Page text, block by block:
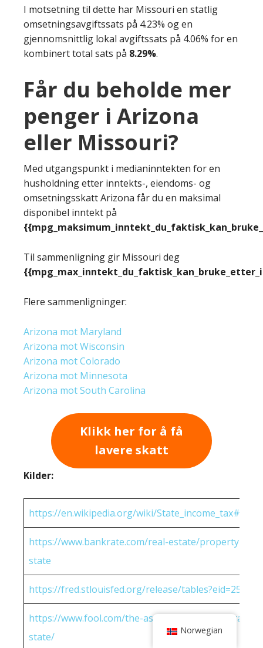
I motsetning til dette har Missouri en statlig
omsetningsavgiftssats på 4.23% og en
gjennomsnittlig lokal avgiftssats på 4.06% for en
kombinert total sats på 8.29%.
Får du beholde mer
penger i Arizona
eller Missouri?
Med utgangspunkt i medianinntekten for en
husholdning etter inntekts-, eiendoms- og
omsetningsskatt Arizona får du en maksimal
disponibel inntekt på
Til sammenligning gir Missouri deg
Flere sammenligninger:
Arizona mot Maryland
Arizona mot Wisconsin
Arizona mot Colorado
Arizona mot Minnesota
Arizona mot South Carolina
Klikk her for å få
lavere skatt
Kilder:
https://en.wikipedia.org/wiki/
https://www.bankrate.com/real-estate/property-
state
https://fred.stlouisfed.org/release/
https://www.fool.com/the-ascent/research/average-
state/
Norwegian